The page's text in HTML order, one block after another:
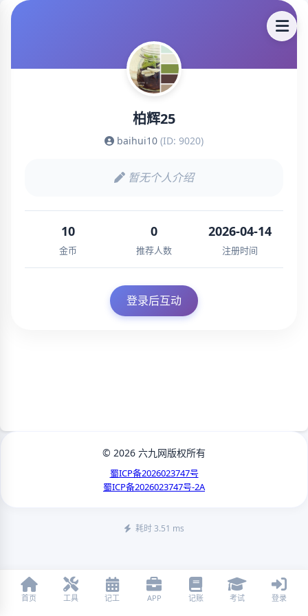
首页 工具 记工 APP 记账 考试 登录
柏辉25
baihui10 (ID: 9020)
暂无个人介绍
10
金币
0
推荐人数
2026-04-14
注册时间
登录后互动
© 2026 六九网版权所有
蜀ICP备2026023747号
蜀ICP备2026023747号-2A
耗时 3.51 ms